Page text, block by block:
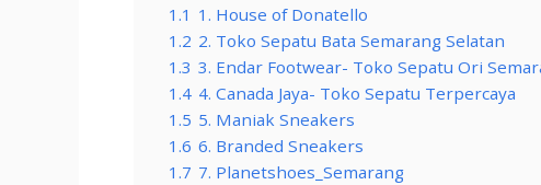
1.1 1. House of Donatello
1.2 2. Toko Sepatu Bata Semarang Selatan
1.3 3. Endar Footwear- Toko Sepatu Ori
1.4 4. Canada Jaya- Toko Sepatu Terpercaya
1.5 5. Maniak Sneakers
1.6 6. Branded Sneakers
1.7 7. Planetshoes_Semarang